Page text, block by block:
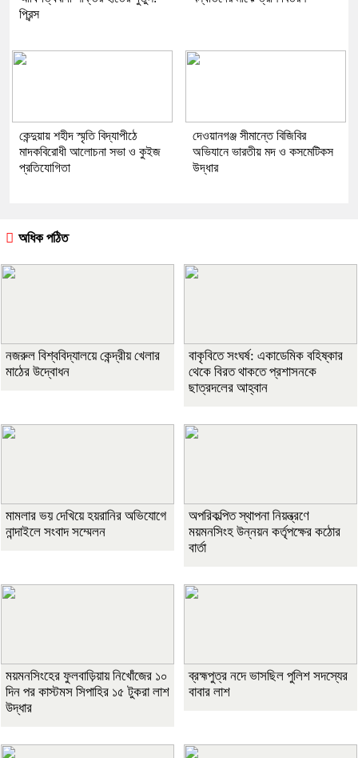
প্রিন্স
কেন্দুয়ায় শহীদ স্মৃতি বিদ্যাপীঠে
মাদকবিরোধী আলোচনা সভা ও কুইজ
প্রতিযোগিতা
দেওয়ানগঞ্জ সীমান্তে বিজিবির
অভিযানে ভারতীয় মদ ও কসমেটিকস
উদ্ধার
অধিক পঠিত
নজরুল বিশ্ববিদ্যালয়ে কেন্দ্রীয় খেলার
মাঠের উদ্বোধন
বাকৃবিতে সংঘর্ষ: একাডেমিক বহিষ্কার
থেকে বিরত থাকতে প্রশাসনকে
ছাত্রদলের আহ্বান
মামলার ভয় দেখিয়ে হয়রানির অভিযোগে
নান্দাইলে সংবাদ সম্মেলন
অপরিকল্পিত স্থাপনা নিয়ন্ত্রণে
ময়মনসিংহ উন্নয়ন কর্তৃপক্ষের কঠোর
বার্তা
ময়মনসিংহের ফুলবাড়িয়ায় নিখোঁজের ১০
দিন পর কাস্টমস সিপাহির ১৫ টুকরা লাশ
উদ্ধার
ব্রহ্মপুত্র নদে ভাসছিল পুলিশ সদস্যের
বাবার লাশ